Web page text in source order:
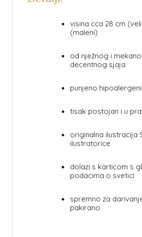
visina cca 28 cm
(maleni)
od nježnog i
decentnog sjaja
punjeno
tisak postojan i u
originalna ilustracija
ilustratorice
dolazi s karticom s
podacima o svetici
spremno za
pakirano